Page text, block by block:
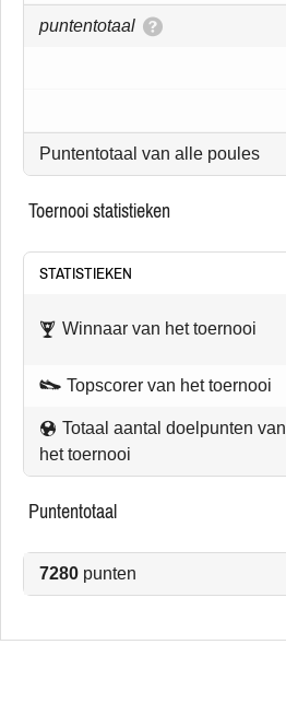
puntentotaal
Puntentotaal van alle poules
toernooi statistieken
STATISTIEKEN
Winnaar van het toernooi
Topscorer van het toernooi
Totaal aantal doelpunten van
het toernooi
puntentotaal
7280 punten